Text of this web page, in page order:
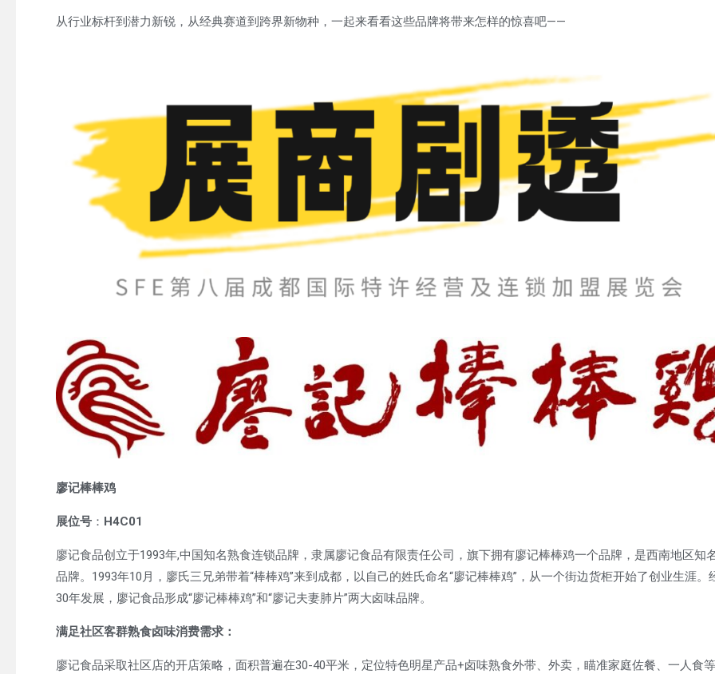
从行业标杆到潜力新锐，从经典赛道到跨界新物种，一起来看看这些品牌将带来怎样的惊喜吧——
廖记棒棒鸡
展位号 ： H4C01
廖记食品创立于1993年,中国知名熟食连锁品牌，隶属廖记食品有限责任公司，旗下拥有廖记棒棒鸡一个品牌，是西南地区知
品牌。1993年10月，廖氏三兄弟带着“棒棒鸡”来到成都，以自己的姓氏命名“廖记棒棒鸡”，从一个街边货柜开始了创业生涯。
30年发展，廖记食品形成“廖记棒棒鸡”和“廖记夫妻肺片”两大卤味品牌。
满足社区客群熟食卤味消费需求：
廖记食品采取社区店的开店策略，面积普遍在30-40平米，定位特色明星产品+卤味熟食外带、外卖，瞄准家庭佐餐、一人食